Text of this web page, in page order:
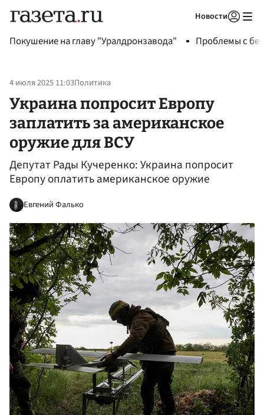
Новости
Покушение на главу "Уралдронзавода" Проблемы с
4 июля 2025 11:03Политика
Украина попросит Европу
заплатить за американское
оружие для ВСУ
Депутат Рады Кучеренко: Украина попросит
Европу оплатить американское оружие
Евгений Фалько